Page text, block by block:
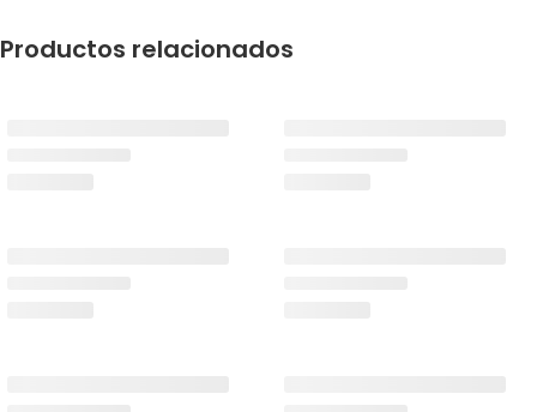
Productos relacionados